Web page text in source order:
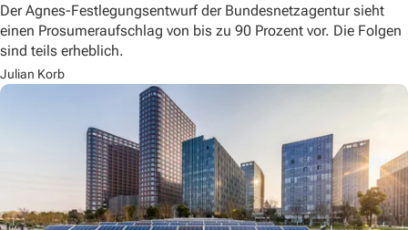
Der Agnes-Festlegungsentwurf der Bundesnetzagentur sieht
einen Prosumeraufschlag von bis zu 90 Prozent vor. Die Folgen
sind teils erheblich.
Julian Korb